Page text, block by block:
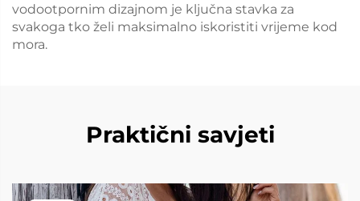
vodootpornim dizajnom je ključna stavka za
svakoga tko želi maksimalno iskoristiti vrijeme kod
mora.
Praktični savjeti